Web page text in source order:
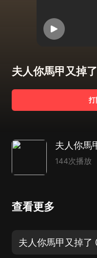
夫人你馬甲又掉
打
夫人你馬
144次播放
查看更多
夫人你馬甲又掉了